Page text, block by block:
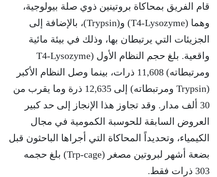
قام الفريق بمحاكاة بروتينين ذوي صلة بيولوجية،
وهما (T4-Lysozyme) و(Trypsin)، بالإضافة إلى
الجزيئات التي يرتبطان بها، وذلك في بيئة مائية
واقعية. بلغ حجم النظام الأول (T4-Lysozyme
ومرتبطاته) 11,608 ذرات، بينما وصل النظام الأكبر
(Trypsin ومرتبطاته) إلى 12,635 ذرة وما يقرب من
30 ألف مدار. وقد تجاوز هذا الإنجاز إلى حد كبير
العروض السابقة للحوسبة الكمومية في مجال
الكيمياء، وتحديداً المحاكاة التي أجراها الباحثون قبل
بضعة أشهر لبروتين مصغر (Trp-cage) بلغ حجمه
303 ذرات فقط.